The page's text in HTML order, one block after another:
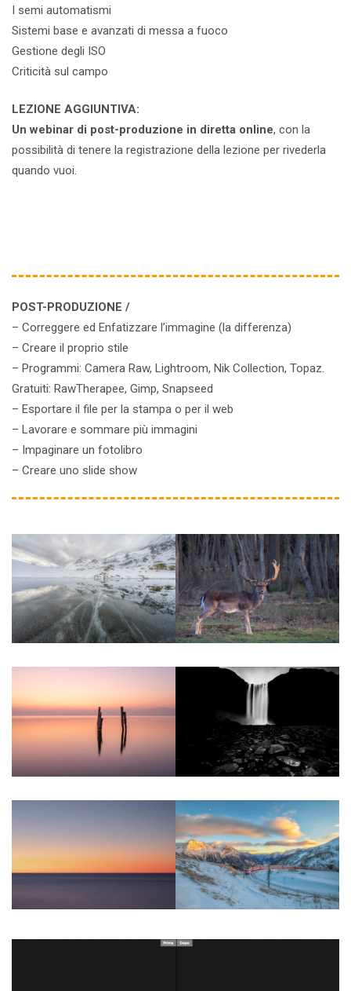
I semi automatismi
Sistemi base e avanzati di messa a fuoco
Gestione degli ISO
Criticità sul campo
LEZIONE AGGIUNTIVA:
Un webinar di post-produzione in diretta online, con la
possibilità di tenere la registrazione della lezione per rivederla
quando vuoi.
POST-PRODUZIONE /
– Correggere ed Enfatizzare l’immagine (la differenza)
– Creare il proprio stile
– Programmi: Camera Raw, Lightroom, Nik Collection, Topaz.
Gratuiti: RawTherapee, Gimp, Snapseed
– Esportare il file per la stampa o per il web
– Lavorare e sommare più immagini
– Impaginare un fotolibro
– Creare uno slide show